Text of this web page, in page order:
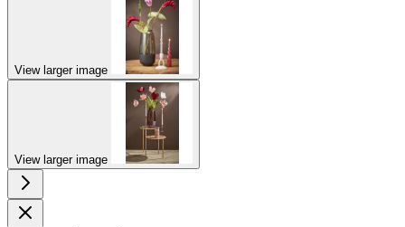
View larger image
View larger image